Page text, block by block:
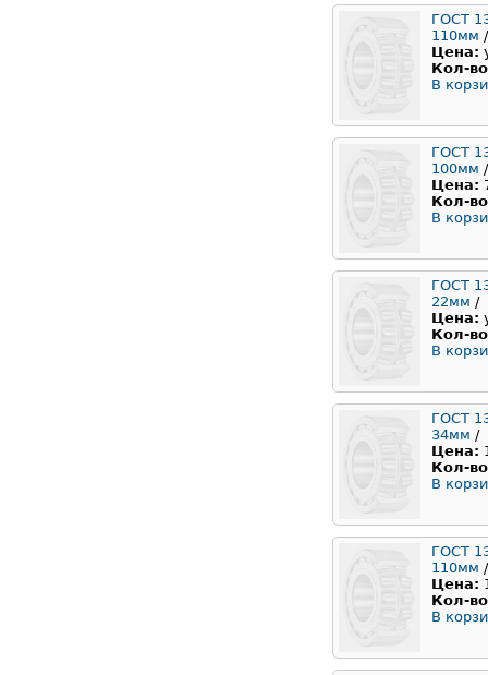
ГОСТ
110мм /
Цена:
Кол-
В
ГОСТ
100мм /
Цена:
Кол-
В
ГОСТ
22мм /
Цена:
Кол-
В
ГОСТ
34мм /
Цена:
Кол-
В
ГОСТ
110мм /
Цена:
Кол-
В